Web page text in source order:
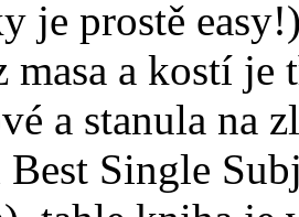
je prostě
masa a kostí
a stanula na
Single